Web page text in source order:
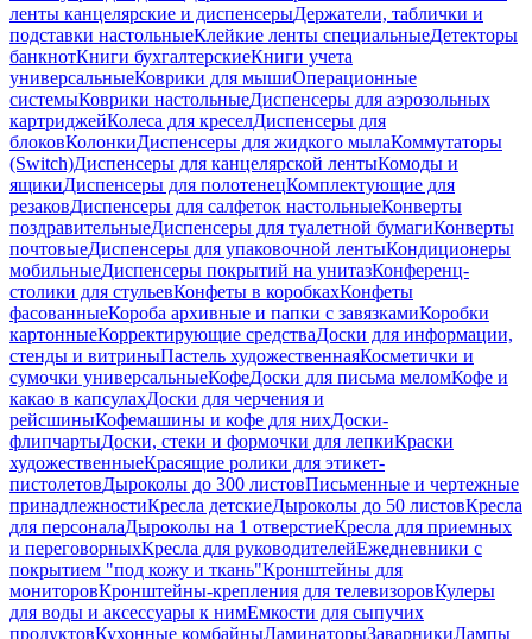
ленты канцелярские и диспенсерыДержатели, таблички и
подставки настольныеКлейкие ленты специальныеДетекторы
банкнотКниги бухгалтерскиеКниги учета
универсальныеКоврики для мышиОперационные
системыКоврики настольныеДиспенсеры для аэрозольных
картриджейКолеса для креселДиспенсеры для
блоковКолонкиДиспенсеры для жидкого мылаКоммутаторы
(Switch)Диспенсеры для канцелярской лентыКомоды и
ящикиДиспенсеры для полотенецКомплектующие для
резаковДиспенсеры для салфеток настольныеКонверты
поздравительныеДиспенсеры для туалетной бумагиКонверты
почтовыеДиспенсеры для упаковочной лентыКондиционеры
мобильныеДиспенсеры покрытий на унитазКонференц-
столики для стульевКонфеты в коробкахКонфеты
фасованныеКороба архивные и папки с завязкамиКоробки
картонныеКорректирующие средстваДоски для информации,
стенды и витриныПастель художественнаяКосметички и
сумочки универсальныеКофеДоски для письма меломКофе и
какао в капсулахДоски для черчения и
рейсшиныКофемашины и кофе для нихДоски-
флипчартыДоски, стеки и формочки для лепкиКраски
художественныеКрасящие ролики для этикет-
пистолетовДыроколы до 300 листовПисьменные и чертежные
принадлежностиКресла детскиеДыроколы до 50 листовКресла
для персоналаДыроколы на 1 отверстиеКресла для приемных
и переговорныхКресла для руководителейЕжедневники с
покрытием "под кожу и ткань"Кронштейны для
мониторовКронштейны-крепления для телевизоровКулеры
для воды и аксессуары к нимЕмкости для сыпучих
продуктовКухонные комбайныЛаминаторыЗаварникиЛампы